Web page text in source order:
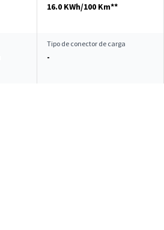
16.0 KWh/100 Km**
Tipo de conector de carga
-